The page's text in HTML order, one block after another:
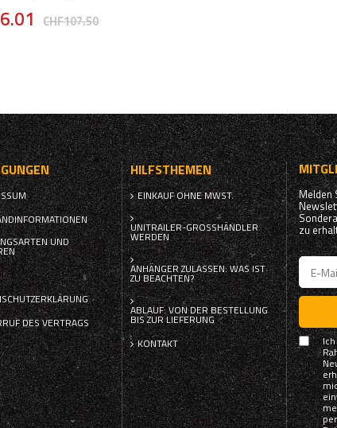
CHF107.50
UND
DES VERTRAGS
HILFSTHEMEN
EINKAUF OHNE MWST.
UNITRAILER-GROSSHÄNDLER W
ERDEN
ANHÄNGER ZULASSEN: WAS IST
ZU BEACHTEN?
ABLAUF: VON DER BESTELLUNG
BIS ZUR LIEFERUNG
KONTAKT
Melden
zu